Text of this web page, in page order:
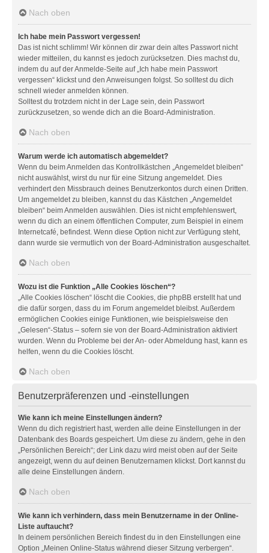
Nach oben
Ich habe mein Passwort vergessen!
Das ist nicht schlimm! Wir können dir zwar dein altes Passwort nicht
wieder mitteilen, du kannst es jedoch zurücksetzen. Dies machst du,
indem du auf der Anmelde-Seite auf „Ich habe mein Passwort
vergessen“ klickst und den Anweisungen folgst. So solltest du dich
schnell wieder anmelden können.
Solltest du trotzdem nicht in der Lage sein, dein Passwort
zurückzusetzen, so wende dich an die Board-Administration.
Nach oben
Warum werde ich automatisch abgemeldet?
Wenn du beim Anmelden das Kontrollkästchen „Angemeldet bleiben“
nicht auswählst, wirst du nur für eine Sitzung angemeldet. Dies
verhindert den Missbrauch deines Benutzerkontos durch einen Dritten.
Um angemeldet zu bleiben, kannst du das Kästchen „Angemeldet
bleiben“ beim Anmelden auswählen. Dies ist nicht empfehlenswert,
wenn du dich an einem öffentlichen Computer, zum Beispiel in einem
Internetcafé, befindest. Wenn diese Option nicht zur Verfügung steht,
dann wurde sie vermutlich von der Board-Administration ausgeschaltet.
Nach oben
Wozu ist die Funktion „Alle Cookies löschen“?
„Alle Cookies löschen“ löscht die Cookies, die phpBB erstellt hat und
die dafür sorgen, dass du im Forum angemeldet bleibst. Außerdem
ermöglichen Cookies einige Funktionen, wie beispielsweise den
„Gelesen“-Status – sofern sie von der Board-Administration aktiviert
wurden. Wenn du Probleme bei der An- oder Abmeldung hast, kann es
helfen, wenn du die Cookies löscht.
Nach oben
Benutzerpräferenzen und -einstellungen
Wie kann ich meine Einstellungen ändern?
Wenn du dich registriert hast, werden alle deine Einstellungen in der
Datenbank des Boards gespeichert. Um diese zu ändern, gehe in den
„Persönlichen Bereich“; der Link dazu wird meist oben auf der Seite
angezeigt, wenn du auf deinen Benutzernamen klickst. Dort kannst du
alle deine Einstellungen ändern.
Nach oben
Wie kann ich verhindern, dass mein Benutzername in der Online-
Liste auftaucht?
In deinem persönlichen Bereich findest du in den Einstellungen eine
Option „Meinen Online-Status während dieser Sitzung verbergen“.